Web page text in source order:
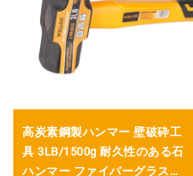
高炭素鋼製ハンマー 壁破砕工
具 3LB/1500g 耐久性のある石
ハンマー ファイバーグラスハ